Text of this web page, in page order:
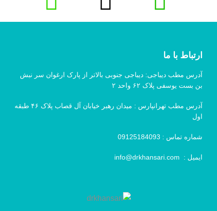
ارتباط با ما
آدرس مطب دیباجی: دیباجی جنوبی بالاتر از پارک ارغوان سر نبش
بن بست یوسفی پلاک ۶۲ واحد ۲
آدرس مطب تهرانپارس : میدان رهبر خیابان آل قصاب پلاک ۴۶ طبقه
اول
شماره تماس :
ایمیل : info@drkhansari.com